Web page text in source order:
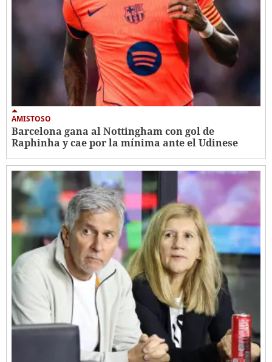
AMISTOSO
Barcelona gana al Nottingham con gol de
Raphinha y cae por la mínima ante el Udinese